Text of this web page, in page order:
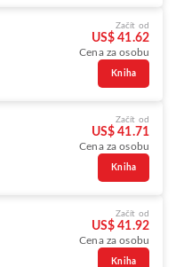
Začít od
US$ 41.62
Cena za osobu
Kniha
Začít od
US$ 41.71
Cena za osobu
Kniha
Začít od
US$ 41.92
Cena za osobu
Kniha